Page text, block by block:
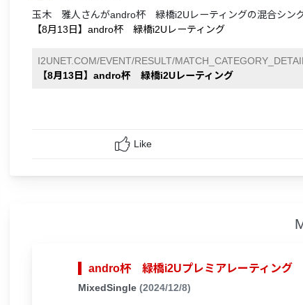
玉木 雅人さんがandro杯 緑橋i2Uレーティングの混合シング
【8月13日】andro杯 緑橋i2Uレーティング
I2UNET.COM/EVENT/RESULT/
【8月13日】andro杯 緑橋i2Uレーティング
Like
andro杯 緑橋i2Uプレミアレーティング
MixedSingle (2024/12/8)